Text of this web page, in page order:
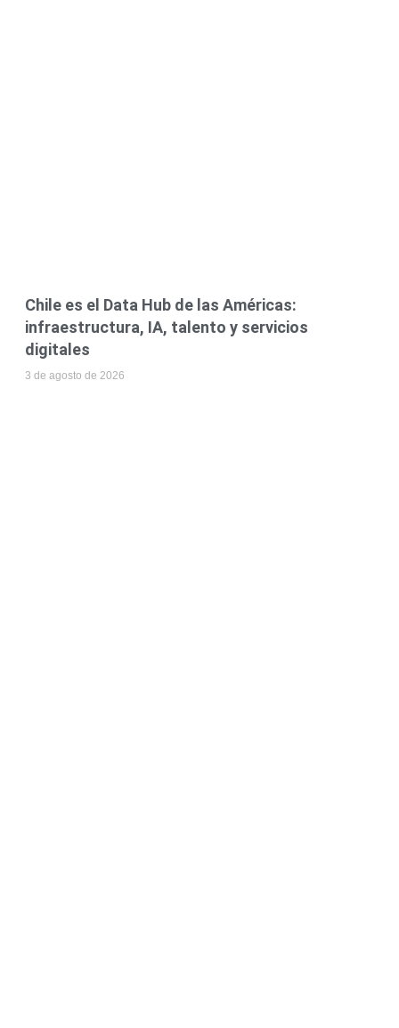
Chile es el Data Hub de las Américas:
infraestructura, IA, talento y servicios
digitales
3 de agosto de 2026